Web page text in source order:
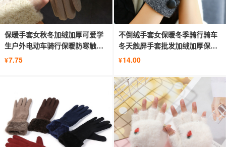
保暖手套女秋冬加绒加厚可爱学
生户外电动车骑行保暖防寒触屏
手套
¥7.75
不倒绒手套女保暖冬季骑行骑车
冬天触屏手套批发加绒加厚保暖
手套
¥14.00